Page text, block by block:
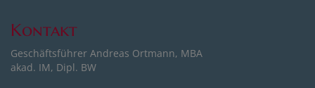
Kontakt
Geschäftsführer Andreas Ortmann, MBA
akad. IM, Dipl. BW